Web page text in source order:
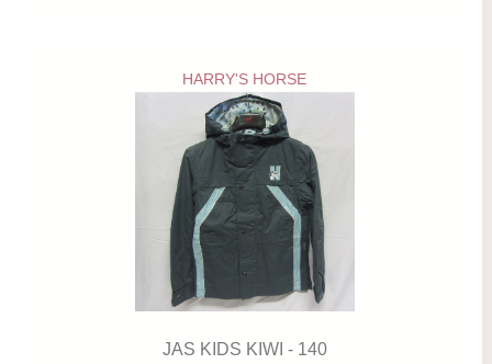
HARRY'S HORSE
JAS KIDS KIWI - 140